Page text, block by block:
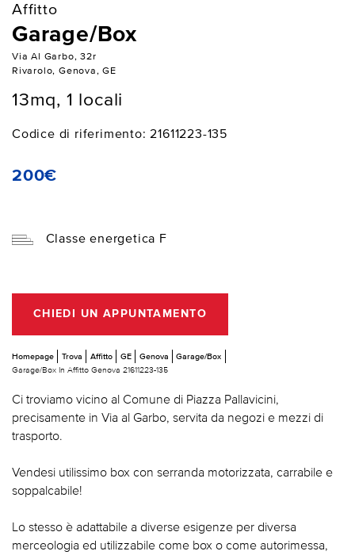
Affitto
Garage/Box
Via Al Garbo, 32r
Rivarolo, Genova, GE
13mq, 1 locali
Codice di riferimento: 21611223-135
200€
Classe energetica F
CHIEDI UN APPUNTAMENTO
Homepage Trova Affitto GE Genova
Garage/Box
Garage/Box In Affitto Genova 21611223-135
Ci troviamo vicino al Comune di Piazza Pallavicini,
precisamente in Via al Garbo, servita da negozi e mezzi di
trasporto.
Vendesi utilissimo box con serranda motorizzata, carrabile e
soppalcabile!
Lo stesso è adattabile a diverse esigenze per diversa
merceologia ed utilizzabile come box o come autorimessa,